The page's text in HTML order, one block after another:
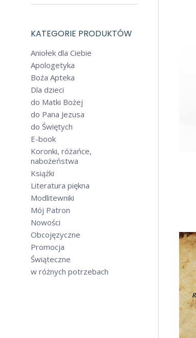
KATEGORIE PRODUKTÓW
Aniołek dla Ciebie
Apologetyka
Boża Apteka
Dla dzieci
do Matki Bożej
do Pana Jezusa
do Świętych
E-book
Koronki, różańce,
nabożeństwa
Książki
Literatura piękna
Modlitewniki
Mój Patron
Nowości
Obcojęzyczne
Promocja
Świąteczne
w różnych potrzebach